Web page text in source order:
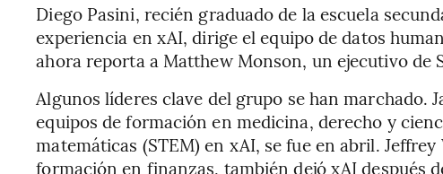
Diego Pasini, recién graduado de la escuela
experiencia en xAI, dirige el equipo de datos
ahora reporta a Matthew Monson, un ejecutivo de
Algunos líderes clave del grupo se han marchado.
equipos de formación en medicina, derecho y
matemáticas (STEM) en xAI, se fue en abril.
formación en finanzas, también dejó xAI después